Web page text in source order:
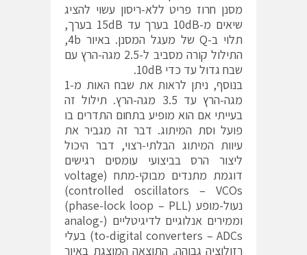
מסנן חרוז פריט ללא-ריסון עשוי להציג
שיאים מ-10dB בערך עד 15dB בערך,
תלוי ב-Q של מעגל המסנן. באיור 4b,
התילול קורה מסביב ל-2.5 מגה-הרץ עם
שבח גדול עד כדי 10dB.
בנוסף, ניתן לראות את שבח האות מ-1
מגה-הרץ עד 3.5 מגה-הרץ. תילול זה
בעייתי אם הוא מופיע בתחום התדרים בו
פועל וסת המיתוג. דבר זה מגביר את
עיוות המיתוג הבלתי-רצוי, דבר היכול
ליצור הרס בביצועי עומסים רגישים
דוגמת מתנדים מבוקי-מתח (voltage
controlled oscillators – VCOs)
נעול-מופע (phase-lock loop – PLL)
וממירים אנלוגיים לדיגיטליים (analog-
to-digital converters – ADCs) בעלי
רזולוציה גבוהה. התוצאה המוצגת באיור